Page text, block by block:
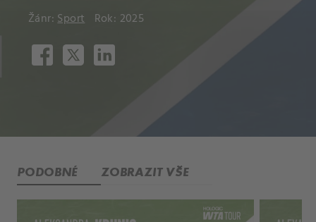
Žánr:Sport Rok: 2025
PODOBNÉ ZOBRAZIT VŠE